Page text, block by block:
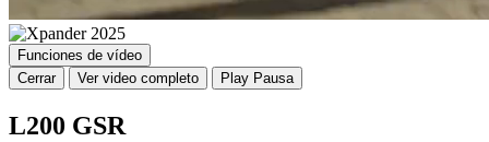
Funciones de vídeo
Cerrar
Ver video completo Play Pausa
L200 GSR